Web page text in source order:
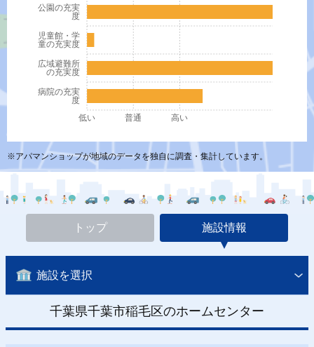
病院の充実
度
広域避難所
の充実度
児童館・学
童の充実度
公園の充実
度
低い 普通 高い
※アパマンショップが地域のデータを独自に調査・集計しています。
トップ 施設情報
施設を選択
千葉県千葉市稲毛区のホームセンター